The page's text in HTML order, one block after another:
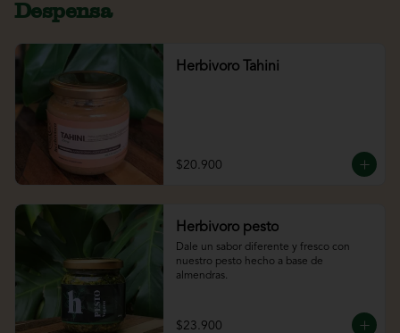
Despensa
Herbivoro Tahini
$20.900
Herbivoro pesto
Dale un sabor diferente y fresco con
nuestro pesto hecho a base de
almendras.
$23.900